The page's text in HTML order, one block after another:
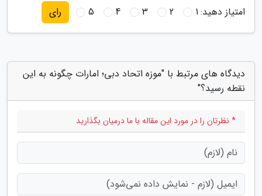
امتیاز دهید:1
2
3
4
5 رای
دیدگاه های مرتبط با "موزه اتحاد دبی؛ امارات چگونه به این
نقطه رسید؟"
* نظرتان را در مورد این مقاله با ما درمیان بگذارید